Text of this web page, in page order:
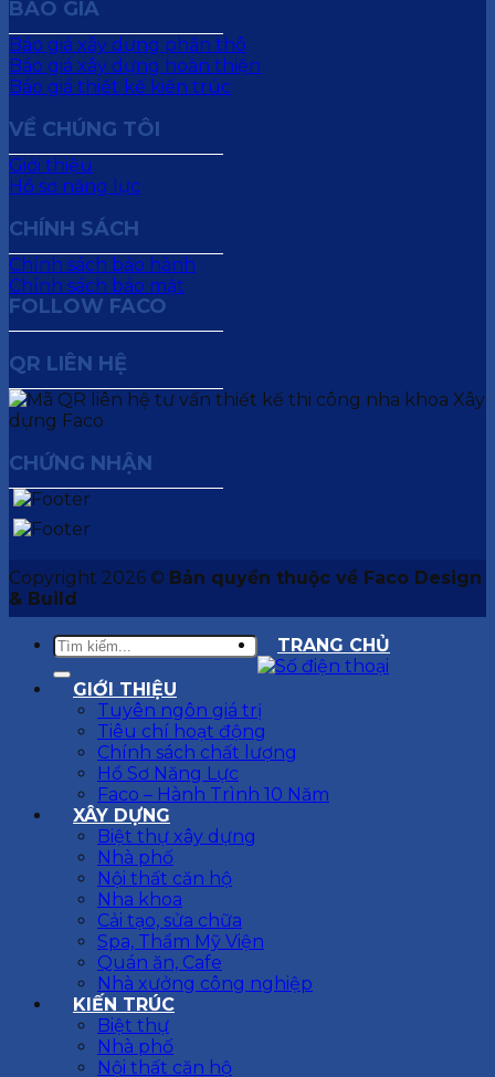
BÁO GIÁ
Báo giá xây dựng phần thô
Báo giá xây dựng hoàn thiện
Báo giá thiết kế kiến trúc
VỀ CHÚNG TÔI
Giới thiệu
Hồ sơ năng lực
CHÍNH SÁCH
Chính sách bảo hành
Chính sách bảo mật
FOLLOW FACO
QR LIÊN HỆ
CHỨNG NHẬN
Copyright 2026 © Bản quyền thuộc về Faco Design
& Build
TRANG CHỦ
GIỚI THIỆU
Tuyên ngôn giá trị
Tiêu chí hoạt động
Chính sách chất lượng
Hồ Sơ Năng Lực
Faco – Hành Trình 10 Năm
XÂY DỰNG
Biệt thự xây dựng
Nhà phố
Nội thất căn hộ
Nha khoa
Cải tạo, sửa chữa
Spa, Thẩm Mỹ Viện
Quán ăn, Cafe
Nhà xưởng công nghiệp
KIẾN TRÚC
Biệt thự
Nhà phố
Nội thất căn hộ